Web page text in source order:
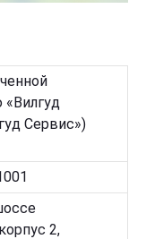
Сервис»)
2,